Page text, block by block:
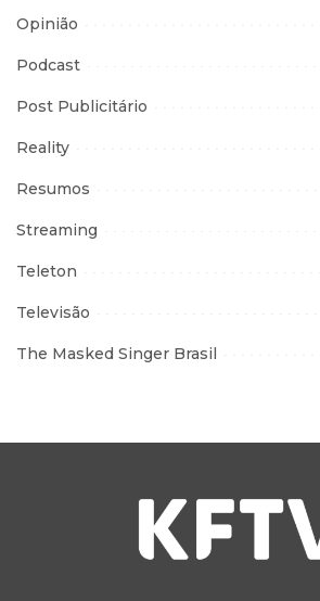
Opinião
Podcast
Post Publicitário
Reality
Resumos
Streaming
Teleton
Televisão
The Masked Singer Brasil